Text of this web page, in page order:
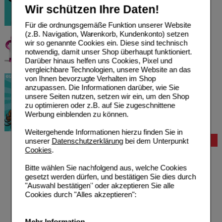
Wir schützen Ihre Daten!
Für die ordnungsgemäße Funktion unserer Website
(z.B. Navigation, Warenkorb, Kundenkonto) setzen
wir so genannte Cookies ein. Diese sind technisch
notwendig, damit unser Shop überhaupt funktioniert.
Darüber hinaus helfen uns Cookies, Pixel und
vergleichbare Technologien, unsere Website an das
von Ihnen bevorzugte Verhalten im Shop
anzupassen. Die Informationen darüber, wie Sie
unsere Seiten nutzen, setzen wir ein, um den Shop
zu optimieren oder z.B. auf Sie zugeschnittene
Werbung einblenden zu können.
Weitergehende Informationen hierzu finden Sie in
unserer Datenschutzerklärungbei dem Unterpunkt
Cookies.
Bitte wählen Sie nachfolgend aus, welche Cookies
gesetzt werden dürfen, und bestätigen Sie dies durch
"Auswahl bestätigen" oder akzeptieren Sie alle
Cookies durch "Alles akzeptieren":
Bestellung
Hilfe zum Bestellvorgang
Zahlungsmöglichkeiten
Rezepte einlösen
Freiumschläge anfordern
Freiumschläge downloaden